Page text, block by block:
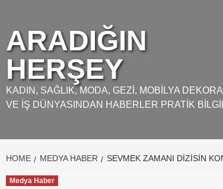
content
ARADIĞIN
HERŞEY
KADIN, SAĞLIK, MODA, GEZI, MOBILYA
VE İŞ DÜNYASINDAN HABERLER PRATIK
HOME MEDYA HABER SEVMEK ZAMANI DIZISIN
Medya Haber